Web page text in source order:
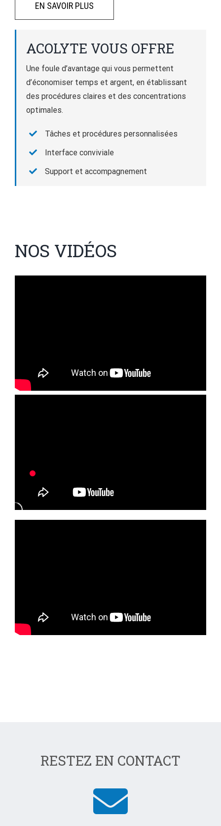
EN SAVOIR PLUS
ACOLYTE VOUS OFFRE
Une foule d’avantage qui vous permettent
d’économiser temps et argent, en établissant
des procédures claires et des concentrations
optimales.
Tâches et procédures personnalisées
Interface conviviale
Support et accompagnement
NOS VIDÉOS
RESTEZ EN CONTACT